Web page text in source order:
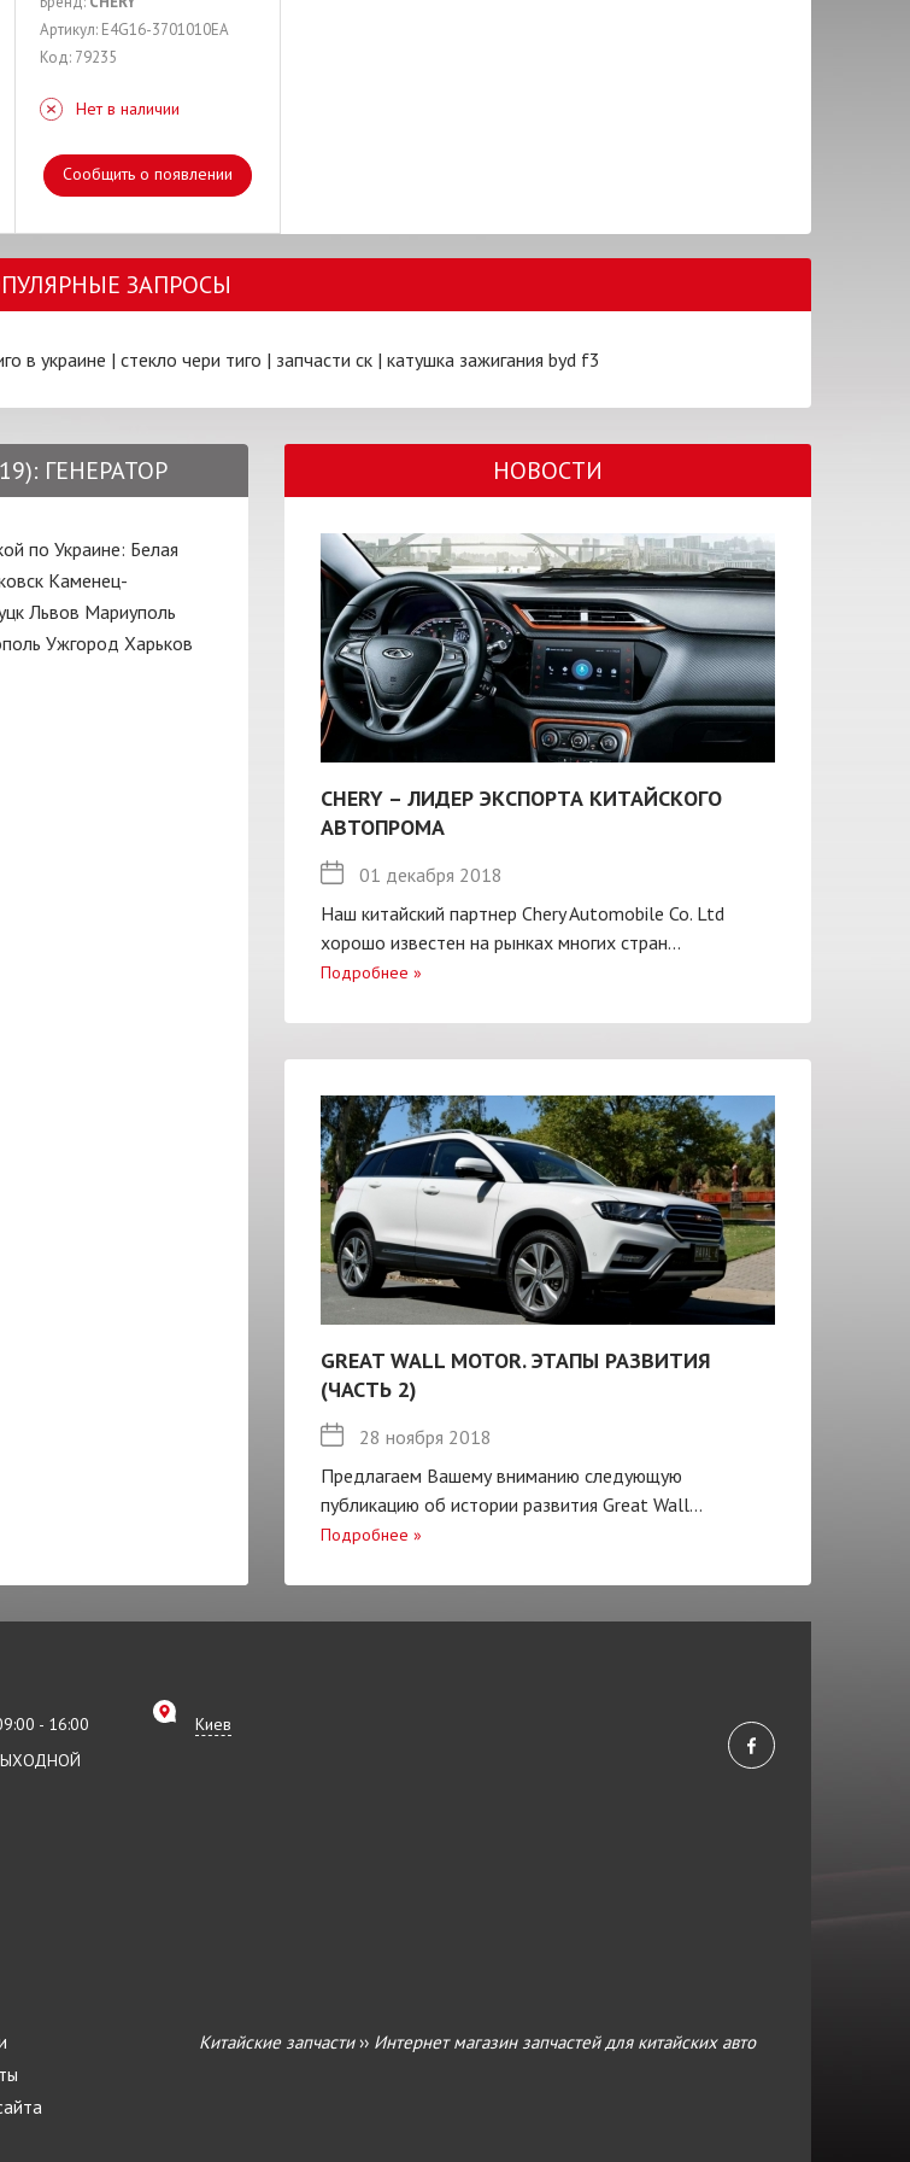
Артикул: E4G16-3701010EA
Код: 79235
Нет в наличии
Сообщить о появлении
ЗАПРОСЫ
в украине | стекло чери тиго | запчасти ск | катушка зажигания byd f3
ГЕНЕРАТОР
по Украине: Белая
Каменец-
Львов Мариуполь
Ужгород Харьков
НОВОСТИ
CHERY – ЛИДЕР ЭКСПОРТА КИТАЙСКОГО
АВТОПРОМА
01 декабря 2018
Наш китайский партнер Chery Automobile Co. Ltd
хорошо известен на рынках многих стран...
Подробнее »
GREAT WALL MOTOR. ЭТАПЫ РАЗВИТИЯ
(ЧАСТЬ 2)
28 ноября 2018
Предлагаем Вашему вниманию следующую
публикацию об истории развития Great Wall...
Подробнее »
- 16:00
Киев
Китайские запчасти›› Интернет магазин запчастей для китайских авто